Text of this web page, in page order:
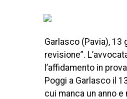
Garlasco (Pavia), 13
revisione”.
l’affidamento in
Poggi a Garlasco il
cui manca un anno